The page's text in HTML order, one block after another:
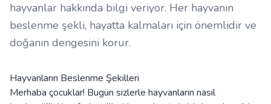
hayvanlar hakkında bilgi veriyor. Her hayvanın
beslenme şekli, hayatta kalmaları için önemlidir ve
doğanın dengesini korur.
Hayvanların Beslenme Şekilleri
Merhaba çocuklar! Bugün sizlerle hayvanların nasıl